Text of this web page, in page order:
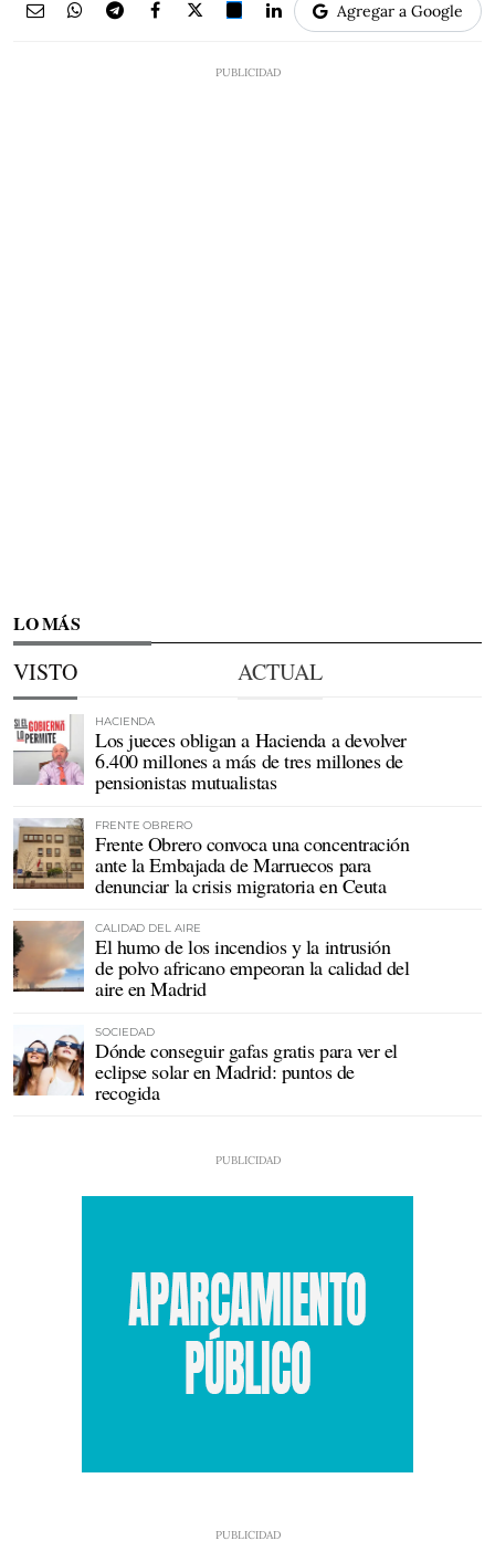
Agregar a Google
LO MÁS
VISTO ACTUAL
HACIENDA
Los jueces obligan a Hacienda a devolver
6.400 millones a más de tres millones de
pensionistas mutualistas
FRENTE OBRERO
Frente Obrero convoca una concentración
ante la Embajada de Marruecos para
denunciar la crisis migratoria en Ceuta
CALIDAD DEL AIRE
El humo de los incendios y la intrusión
de polvo africano empeoran la calidad del
aire en Madrid
SOCIEDAD
Dónde conseguir gafas gratis para ver el
eclipse solar en Madrid: puntos de
recogida